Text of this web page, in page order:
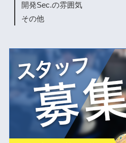
開発Sec.の雰囲気
その他